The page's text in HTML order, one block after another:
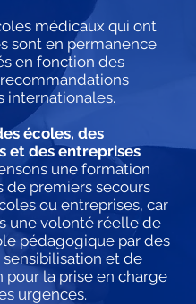
médicaux qui ont
sont en permanence
en fonction des
internationales.
écoles, des
et des entreprises
une formation
de premiers secours
ou entreprises, car
une volonté réelle de
pédagogique par des
et de
pour la prise en charge
urgences.